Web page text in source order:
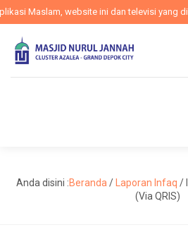
Maslam, website ini dan televisi yang
Anda disini :Beranda / Laporan Infaq /
(Via QRIS)